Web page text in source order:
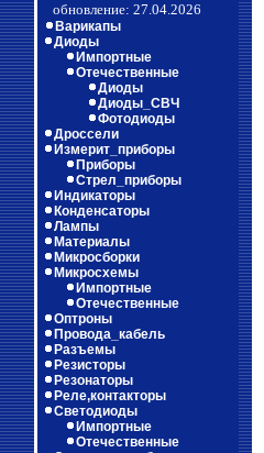
обновление: 27.04.2026
Варикапы
Диоды
Импортные
Отечественные
Диоды
Диоды_СВЧ
Фотодиоды
Дроссели
Измерит_приборы
Приборы
Стрел_приборы
Индикаторы
Конденсаторы
Лампы
Материалы
Микросборки
Микросхемы
Импортные
Отечественные
Оптроны
Провода_кабель
Разъемы
Резисторы
Резонаторы
Реле,контакторы
Светодиоды
Импортные
Отечественные